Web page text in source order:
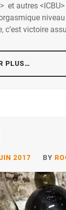
et autres
c’est victoire
PLUS…
2017 BY